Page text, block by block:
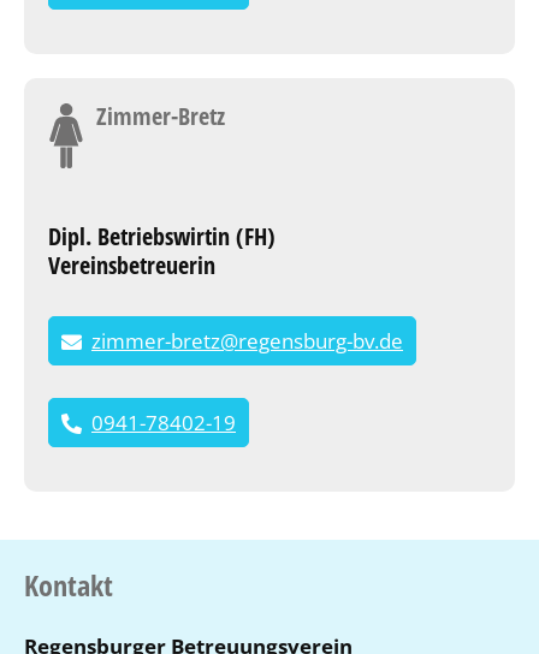
Zimmer-Bretz
Dipl. Betriebswirtin (FH)
Vereinsbetreuerin
zimmer-bretz@regensburg-bv.de
0941-78402-19
Kontakt
Regensburger Betreuungsverein